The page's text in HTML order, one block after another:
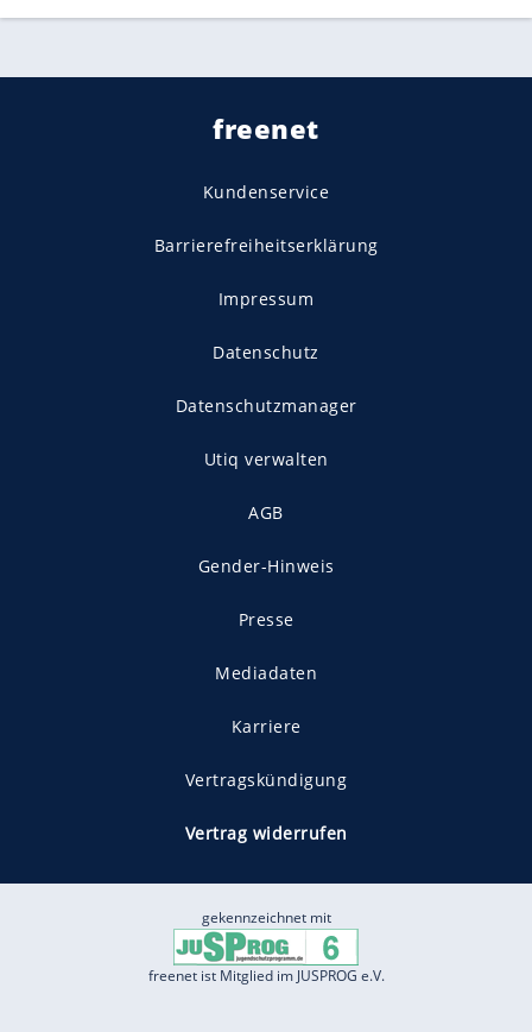
freenet
Kundenservice
Barrierefreiheitserklärung
Impressum
Datenschutz
Datenschutzmanager
Utiq verwalten
AGB
Gender-Hinweis
Presse
Mediadaten
Karriere
Vertragskündigung
Vertrag widerrufen
gekennzeichnet mit
freenet ist Mitglied im JUSPROG e.V.